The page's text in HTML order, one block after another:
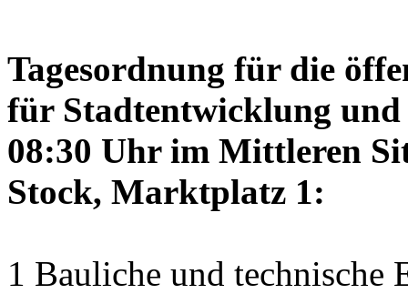
Tagesordnung für die
für Stadtentwicklung und
08:30 Uhr im Mittleren
Stock, Marktplatz 1:
1 Bauliche und technische